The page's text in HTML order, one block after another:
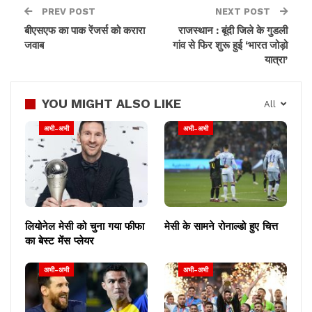
"That's a pity": Netherlands
Read@ANIStory |
https://t.co/2SRospAlqi
#FIFAWorldCup
#LouisVanGaal
#football
pic.twitter.com/DENTK18g12
— ANI Digital (@ani_digital)
मेसी की टीम के लिए मोलिना ने जड़ा पहला गोल
PREV POST
बीएसएफ का पाक रेंजर्स को करारा
जवाब
NEXT POST
राजस्थान : बूंदी जिले के गुडली
गांव से फिर शुरू हुई ‘भारत जोड़ो
यात्रा’
All
YOU MIGHT ALSO LIKE
अभी-अभी
लियोनेल मेसी को चुना गया फीफा
का बेस्ट मेंस प्लेयर
अभी-अभी
मेसी के सामने रोनाल्डो हुए चित्त
अभी-अभी अभी-अभी